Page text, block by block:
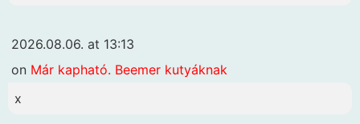
2026.08.06. at 13:13
on Már kapható. Beemer kutyáknak
x